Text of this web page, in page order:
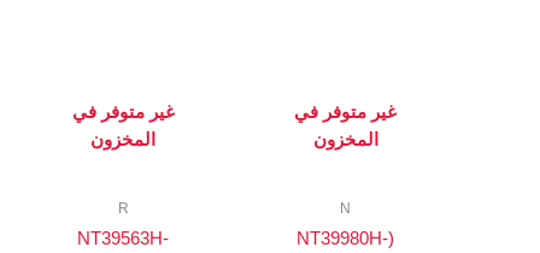
غير متوفر في
المخزون
N
(NT39980H-
غير متوفر في
المخزون
R
NT39563H-